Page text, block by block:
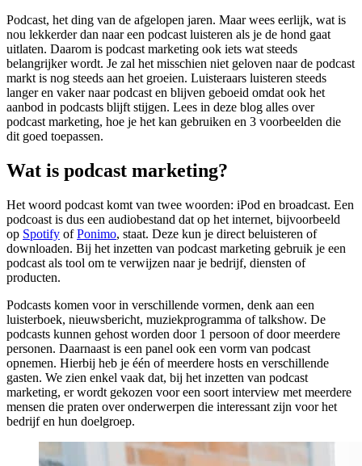
Podcast, het ding van de afgelopen jaren. Maar wees eerlijk, wat is
nou lekkerder dan naar een podcast luisteren als je de hond gaat
uitlaten. Daarom is podcast marketing ook iets wat steeds
belangrijker wordt. Je zal het misschien niet geloven naar de podcast
markt is nog steeds aan het groeien. Luisteraars luisteren steeds
langer en vaker naar podcast en blijven geboeid omdat ook het
aanbod in podcasts blijft stijgen. Lees in deze blog alles over
podcast marketing, hoe je het kan gebruiken en 3 voorbeelden die
dit goed toepassen.
Wat is podcast marketing?
Het woord podcast komt van twee woorden: iPod en broadcast. Een
podcoast is dus een audiobestand dat op het internet, bijvoorbeeld
op Spotify ofPonimo, staat. Deze kun je direct beluisteren of
downloaden. Bij het inzetten van podcast marketing gebruik je een
podcast als tool om te verwijzen naar je bedrijf, diensten of
producten.
Podcasts komen voor in verschillende vormen, denk aan een
luisterboek, nieuwsbericht, muziekprogramma of talkshow. De
podcasts kunnen gehost worden door 1 persoon of door meerdere
personen. Daarnaast is een panel ook een vorm van podcast
opnemen. Hierbij heb je één of meerdere hosts en verschillende
gasten. We zien enkel vaak dat, bij het inzetten van podcast
marketing, er wordt gekozen voor een soort interview met meerdere
mensen die praten over onderwerpen die interessant zijn voor het
bedrijf en hun doelgroep.